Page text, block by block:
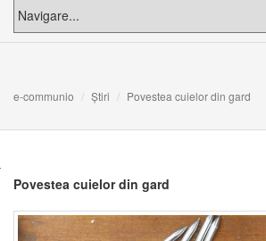
e-communio Știri Povestea cuielor din gard
Povestea cuielor din gard